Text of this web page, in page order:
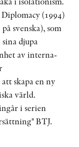
(1994)
svenska), som
djupa
av interna­
skapa en ny
värld.
i serien
BTJ.